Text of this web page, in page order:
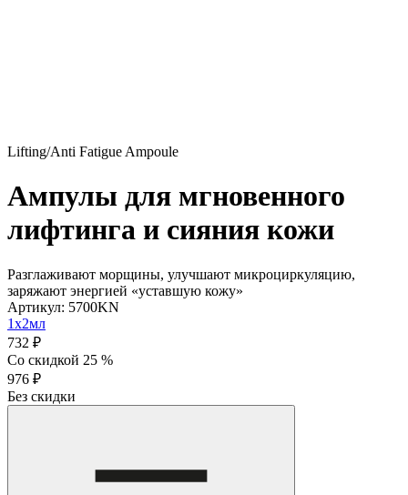
Lifting/Anti Fatigue Ampoule
Ампулы для мгновенного
лифтинга и сияния кожи
Разглаживают морщины, улучшают микроциркуляцию,
заряжают энергией «уставшую кожу»
Артикул: 5700KN
1х2мл
732 ₽
Со скидкой 25 %
976 ₽
Без скидки